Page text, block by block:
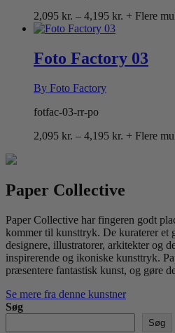
2,095 kr. – 4,195 kr. Prisinterval:
4,195 kr.
+ Flere
Foto Factory 03
By Foto Factory
fotfac-03-rr-po
2,095 kr. – 4,195 kr. Prisinterval:
+ Flere
Paper Collective
Paper Collective har fingeren godt
kommer til kunsttryk. De kuraterer et
designere, illustratorer, arkitekter og
inspirerende og ikoniske kunsttryk.
præsentere fantastisk kunst, og gøre
Se mere fra denne kunstner
Søg
Søg